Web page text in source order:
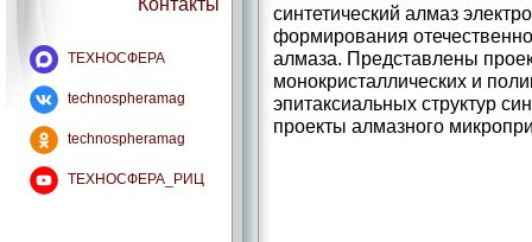
ТЕХНОСФЕРА
technospheramag
technospheramag
ТЕХНОСФЕРА_РИЦ
синтетический алмаз
формирования
алмаза. Представлены
монокристаллических и
эпитаксиальных структур
проекты алмазного